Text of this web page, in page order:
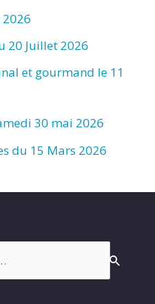
20 Juillet 2026
et gourmand le 11
30 mai 2026
du 15 Mars 2026